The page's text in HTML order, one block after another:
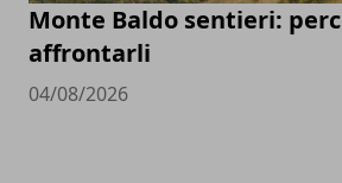
Monte Baldo sentieri:
affrontarli
04/08/2026